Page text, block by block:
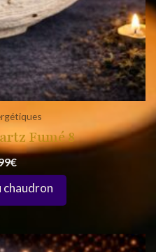
Fumé 8
€